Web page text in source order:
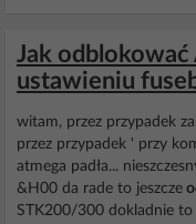
Jak odblokować
ustawieniu
witam, przez przypadek
przez przypadek ' przy
atmega padła...
&H00 da rade to jeszcze
STK200/300 dokladnie to